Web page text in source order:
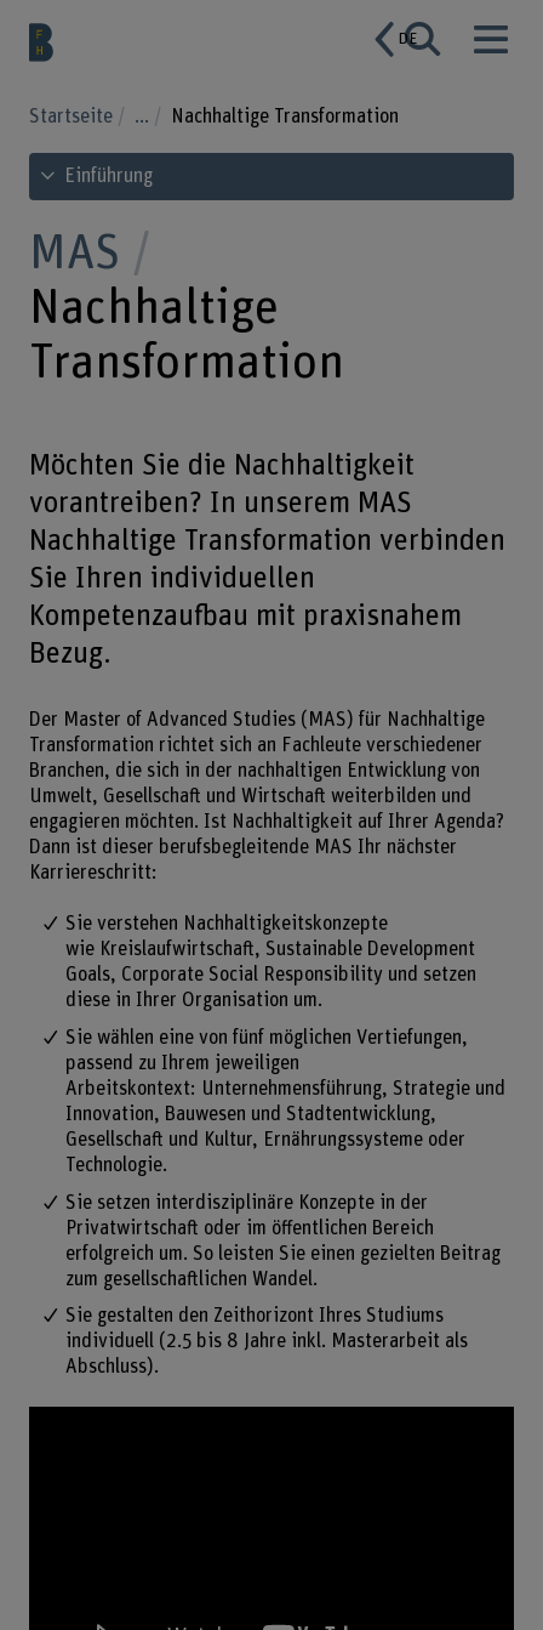
DE
Startseite ... Nachhaltige Transformation
Inhaltsverzeichnis ansehen
Einführung
MAS
Nachhaltige
Transformation
Möchten Sie die Nachhaltigkeit
vorantreiben? In unserem MAS
Nachhaltige Transformation verbinden
Sie Ihren individuellen
Kompetenzaufbau mit praxisnahem
Bezug.
Der Master of Advanced Studies (MAS) für Nachhaltige
Transformation richtet sich an Fachleute verschiedener
Branchen, die sich in der nachhaltigen Entwicklung von
Umwelt, Gesellschaft und Wirtschaft weiterbilden und
engagieren möchten. Ist Nachhaltigkeit auf Ihrer Agenda?
Dann ist dieser berufsbegleitende MAS Ihr nächster
Karriereschritt:
Sie verstehen Nachhaltigkeitskonzepte
wie Kreislaufwirtschaft, Sustainable Development
Goals, Corporate Social Responsibility und setzen
diese in Ihrer Organisation um.
Sie wählen eine von fünf möglichen Vertiefungen,
passend zu Ihrem jeweiligen
Arbeitskontext: Unternehmensführung, Strategie und
Innovation, Bauwesen und Stadtentwicklung,
Gesellschaft und Kultur, Ernährungssysteme oder
Technologie.
Sie setzen interdisziplinäre Konzepte in der
Privatwirtschaft oder im öffentlichen Bereich
erfolgreich um. So leisten Sie einen gezielten Beitrag
zum gesellschaftlichen Wandel.
Sie gestalten den Zeithorizont Ihres Studiums
individuell (2.5 bis 8 Jahre inkl. Masterarbeit als
Abschluss).